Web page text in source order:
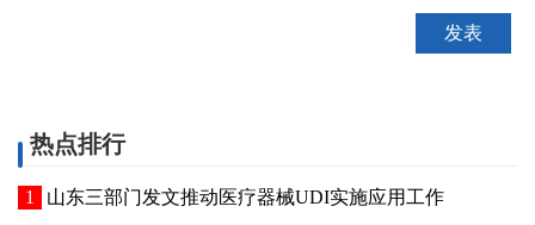
热点排行
山东三部门发文推动医疗器械UDI实施应用工作